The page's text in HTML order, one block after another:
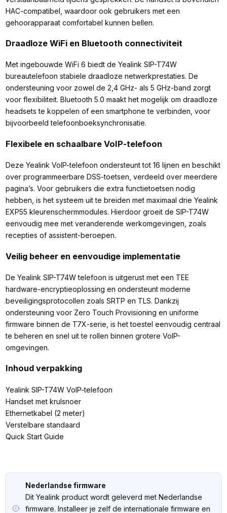
HAC-compatibel, waardoor ook gebruikers met een
gehoorapparaat comfortabel kunnen bellen.
Draadloze WiFi en Bluetooth connectiviteit
Met ingebouwde WiFi 6 biedt de Yealink SIP-T74W
bureautelefoon stabiele draadloze netwerkprestaties. De
ondersteuning voor zowel de 2,4 GHz- als 5 GHz-band zorgt
voor flexibiliteit. Bluetooth 5.0 maakt het mogelijk om draadloze
headsets te koppelen of een smartphone te verbinden, voor
bijvoorbeeld telefoonboek­synchronisatie.
Flexibele en schaalbare VoIP-telefoon
Deze Yealink VoIP-telefoon ondersteunt tot 16 lijnen en beschikt
over programmeerbare DSS-toetsen, verdeeld over meerdere
pagina’s. Voor gebruikers die extra functietoetsen nodig
hebben, is het systeem uit te breiden met maximaal drie Yealink
EXP55 kleurenschermmodules. Hierdoor groeit de SIP-T74W
eenvoudig mee met veranderende werkomgevingen, zoals
recepties of assistent-beroepen.
Veilig beheer en eenvoudige implementatie
De Yealink SIP-T74W telefoon is uitgerust met een TEE
hardware-encryptieoplossing en ondersteunt moderne
beveiligingsprotocollen zoals SRTP en TLS. Dankzij
ondersteuning voor Zero Touch Provisioning en uniforme
firmware binnen de T7X-serie, is het toestel eenvoudig centraal
te beheren en snel uit te rollen binnen grotere VoIP-
omgevingen.
Inhoud verpakking
Yealink SIP-T74W VoIP-telefoon
Handset met krulsnoer
Ethernetkabel (2 meter)
Verstelbare standaard
Quick Start Guide
Nederlandse firmware
Dit Yealink product wordt geleverd met Nederlandse
firmware. Installeer je zelf de internationale firmware en